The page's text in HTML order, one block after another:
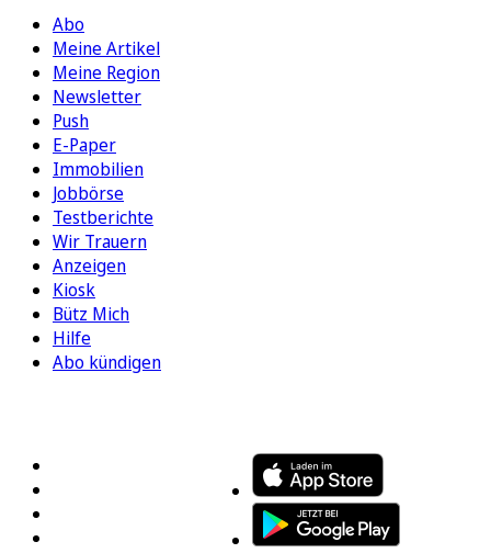
Abo
Meine Artikel
Meine Region
Newsletter
Push
E-Paper
Immobilien
Jobbörse
Testberichte
Wir Trauern
Anzeigen
Kiosk
Bütz Mich
Hilfe
Abo kündigen